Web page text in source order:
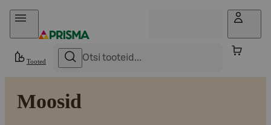
Otse sisu juurde
Tooted
Moosid